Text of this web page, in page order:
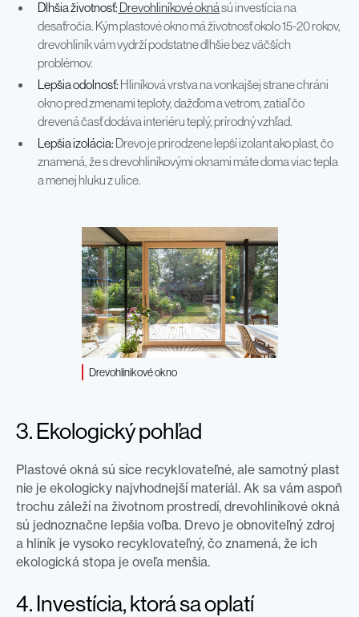
Dlhšia životnosť: Drevohliníkové oknású investícia na
desaťročia. Kým plastové okno má životnosť okolo 15-20 rokov,
drevohliník vám vydrží podstatne dlhšie bez väčších
problémov.
Lepšia odolnosť: Hliníková vrstva na vonkajšej strane chráni
okno pred zmenami teploty, dažďom a vetrom, zatiaľ čo
drevená časť dodáva interiéru teplý, prírodný vzhľad.
Lepšia izolácia: Drevo je prirodzene lepší izolant ako plast, čo
znamená, že s drevohliníkovými oknami máte doma viac tepla
a menej hluku z ulice.
Drevohlinikové okno
3. Ekologický pohľad
Plastové okná sú síce recyklovateľné, ale samotný plast
nie je ekologicky najvhodnejší materiál. Ak sa vám aspoň
trochu záleží na životnom prostredí, drevohliníkové okná
sú jednoznačne lepšia voľba. Drevo je obnoviteľný zdroj
a hliník je vysoko recyklovateľný, čo znamená, že ich
ekologická stopa je oveľa menšia.
4. Investícia, ktorá sa oplatí